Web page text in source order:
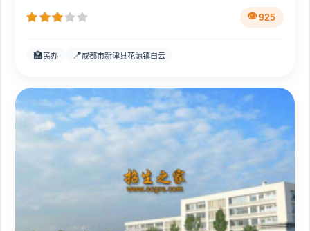
925
🏫 民办 📍成都市新津县花源镇白云